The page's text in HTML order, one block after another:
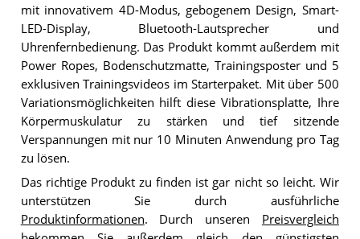
mit innovativem 4D-Modus, gebogenem Design, Smart-
LED-Display, Bluetooth-Lautsprecher und
Uhrenfernbedienung. Das Produkt kommt außerdem mit
Power Ropes, Bodenschutzmatte, Trainingsposter und 5
exklusiven Trainingsvideos im Starterpaket. Mit über 500
Variationsmöglichkeiten hilft diese Vibrationsplatte, Ihre
Körpermuskulatur zu stärken und tief sitzende
Verspannungen mit nur 10 Minuten Anwendung pro Tag
zu lösen.
Das richtige Produkt zu finden ist gar nicht so leicht. Wir
unterstützen Sie durch ausführliche
Produktinformationen. Durch unseren Preisvergleich